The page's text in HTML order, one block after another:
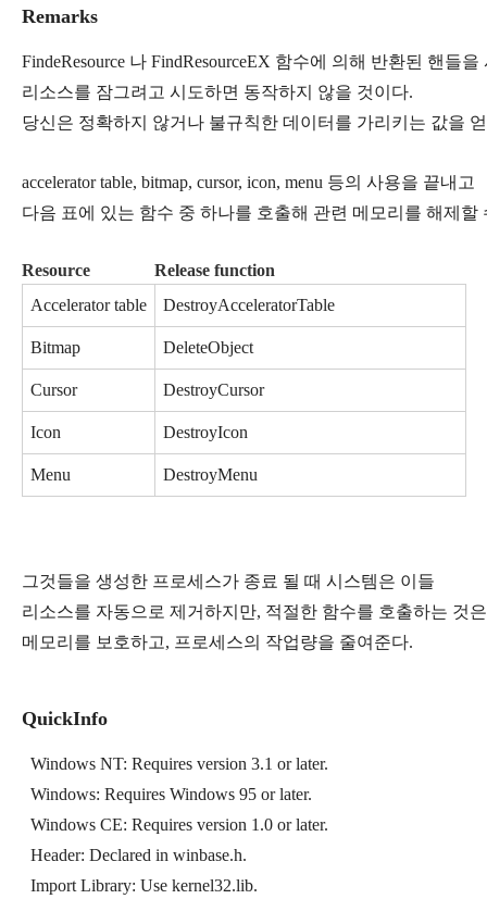
Remarks
FindeResource 나 FindResourceEX 함수에 의해 반환된 핸들
리소스를 잠그려고 시도하면 동작하지 않을 것이다.
당신은 정확하지 않거나 불규칙한 데이터를 가리키는 값을
accelerator table, bitmap, cursor, icon, menu 등의 사용을 끝내고
다음 표에 있는 함수 중 하나를 호출해 관련 메모리를 해제할
Resource
Release function
Accelerator table
DestroyAcceleratorTable
Bitmap DeleteObject
Cursor DestroyCursor
Icon DestroyIcon
Menu DestroyMenu
그것들을 생성한 프로세스가 종료 될 때 시스템은 이들
리소스를 자동으로 제거하지만, 적절한 함수를 호출하는 것
메모리를 보호하고, 프로세스의 작업량을 줄여준다.
QuickInfo
Windows NT: Requires version 3.1 or later.
Windows: Requires Windows 95 or later.
Windows CE: Requires version 1.0 or later.
Header: Declared in winbase.h.
Import Library: Use kernel32.lib.